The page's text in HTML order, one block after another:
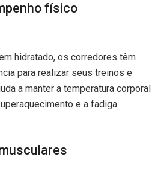
físico
hidratado, os corredores têm
para realizar seus treinos e
a manter a temperatura corporal
e a fadiga